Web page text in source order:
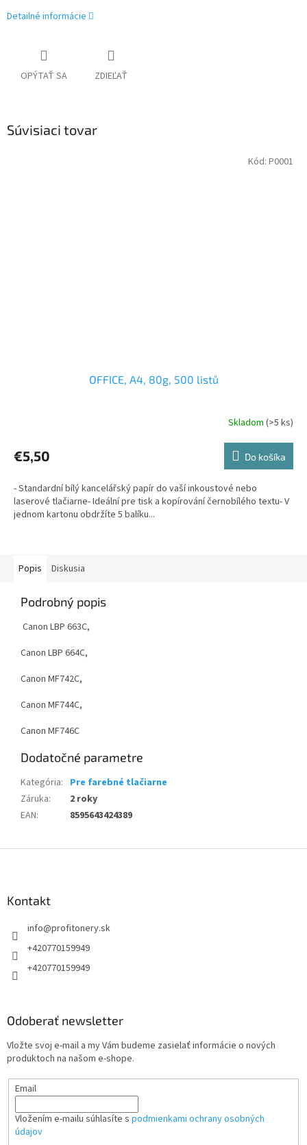
Detailné informácie
OPÝTAŤ SA ZDIEĽAŤ
Súvisiaci tovar
OFFICE, A4, 80g, 500 listů
Skladom (>5 ks)
€5,50 Do košíka
- Standardní bílý kancelářský papír do vaší inkoustové nebo
laserové tlačiarne- Ideální pre tisk a kopírování černobílého textu- V
jednom kartonu obdržíte 5 balíku...
Kód: P0001
Popis Diskusia
Podrobný popis
Canon LBP 663C,
Canon LBP 664C,
Canon MF742C,
Canon MF744C,
Canon MF746C
Dodatočné parametre
Kategória: Pre farebné tlačiarne
Záruka:
2 roky
EAN: 8595643424389
Kontakt
info@profitonery.sk
+420770159949
+420770159949
Odoberať newsletter
Vložte svoj e-mail a my Vám budeme zasielať informácie o nových
produktoch na našom e-shope.
Email
Vložením e-mailu súhlasíte s podmienkami ochrany osobných
údajov